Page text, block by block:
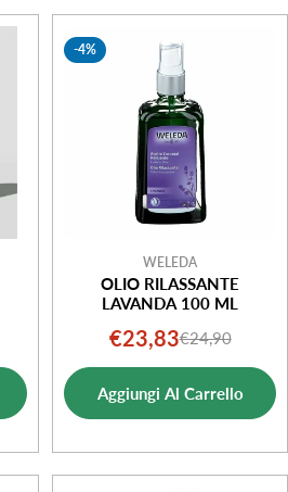
-4%
WELEDA
OLIO RILASSANTE
LAVANDA 100 ML
Prezzo
di
vendita
€23,83Prezzo
normale
€24,90
Aggiungi Al Carrello